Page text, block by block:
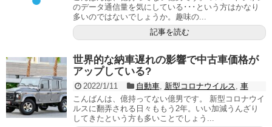
のデータ通信量を気にしている･･･という方はかなり
多いのではないでしょうか。趣味の...
記事を読む
世界的な納車遅れの影響で中古車価格が
アップしている?
2022/1/11 自動車, 新型コロナウイルス, 車
こんばんは、億持ってない億男です。 新型コロナウイ
ルスに翻弄される日々ももう2年。いい加減うんざり
してきたという方も多いことでしょう...